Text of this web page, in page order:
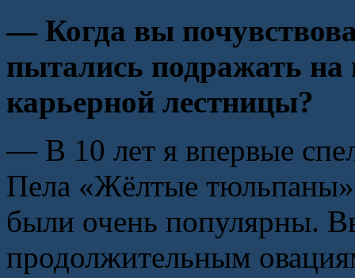
— Когда вы
пытались подражать на
карьерной лестницы?
— В 10 лет я впервые
Пела «Жёлтые
были очень популярны.
продолжительным